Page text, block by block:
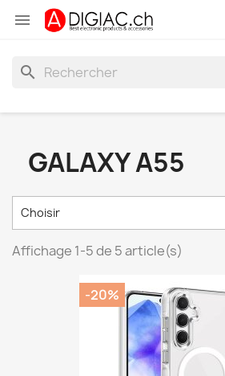

search
GALAXY A55
Choisir
Affichage 1-5 de 5 article(s)
-20%